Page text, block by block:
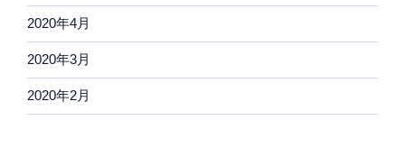
2020年4月
2020年3月
2020年2月